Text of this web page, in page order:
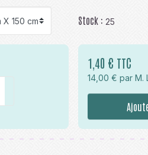
Stock : 25
1,40 € TTC
14,00 € par M.